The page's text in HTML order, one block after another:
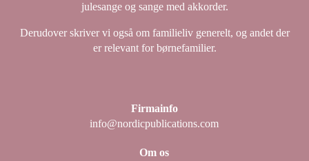
julesange og sange med akkorder.
Derudover skriver vi også om familieliv generelt, og andet der
er relevant for børnefamilier.
Firmainfo
info@nordicpublications.com
Om os